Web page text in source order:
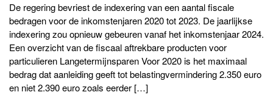
De regering bevriest de indexering van een aantal fiscale
bedragen voor de inkomstenjaren 2020 tot 2023. De jaarlijkse
indexering zou opnieuw gebeuren vanaf het inkomstenjaar 2024.
Een overzicht van de fiscaal aftrekbare producten voor
particulieren Langetermijnsparen Voor 2020 is het maximaal
bedrag dat aanleiding geeft tot belastingvermindering 2.350 euro
en niet 2.390 euro zoals eerder […]